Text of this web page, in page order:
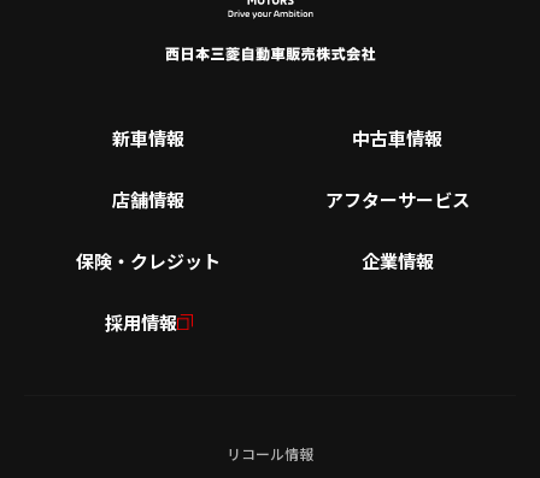
新車情報 中古車情報
店舗情報 アフターサービス
保険・クレジット 企業情報
採用情報
リコール情報